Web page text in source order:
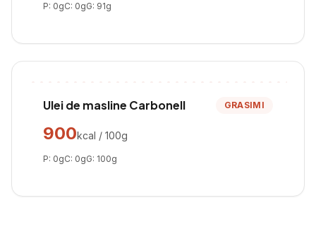
P: 0gC: 0gG: 91g
Ulei de masline Carbonell GRASIMI
900kcal / 100g
P: 0gC: 0gG: 100g